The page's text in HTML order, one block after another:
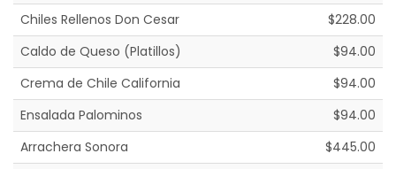
Chiles Rellenos Don Cesar
$228.00
Caldo de Queso (Platillos)
$94.00
Crema de Chile California
$94.00
Ensalada Palominos
$94.00
Arrachera Sonora
$445.00